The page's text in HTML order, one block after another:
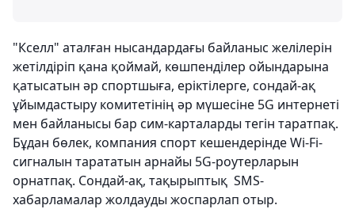
"Кселл" аталған нысандардағы байланыс желілерін
жетілдіріп қана қоймай, көшпенділер ойындарына
қатысатын әр спортшыға, еріктілерге, сондай-ақ
ұйымдастыру комитетінің әр мүшесіне 5G интернеті
мен байланысы бар сим-карталарды тегін таратпақ.
Бұдан бөлек, компания спорт кешендерінде Wi-Fi-
сигналын тарататын арнайы 5G-роутерларын
орнатпақ. Сондай-ақ, тақырыптық SМS-
хабарламалар жолдауды жоспарлап отыр.